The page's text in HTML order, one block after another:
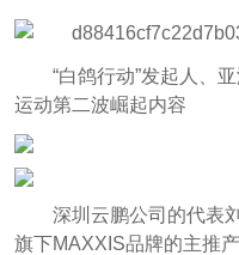
“白鸽行动”发起人、
运动第二波崛起内容
深圳云鹏公司的代表
旗下MAXXIS品牌的主推